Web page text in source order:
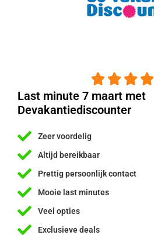
   
Last minute 7 maart met
Devakantiediscounter
Zeer voordelig
Altijd bereikbaar
Prettig persoonlijk contact
Mooie last minutes
Veel opties
Exclusieve deals